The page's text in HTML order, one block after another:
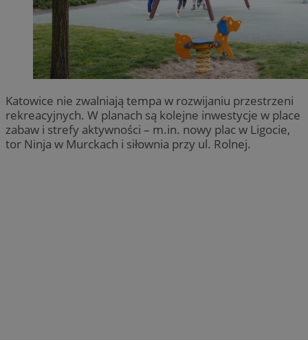
Katowice nie zwalniają tempa w rozwijaniu przestrzeni
rekreacyjnych. W planach są kolejne inwestycje w place
zabaw i strefy aktywności – m.in. nowy plac w Ligocie,
tor Ninja w Murckach i siłownia przy ul. Rolnej.